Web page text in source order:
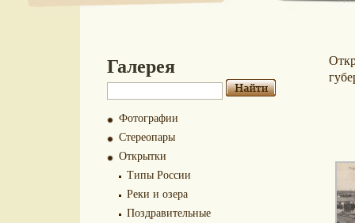
Галерея
Фотографии
Стереопары
Открытки
Типы России
Реки и озера
Поздравительные